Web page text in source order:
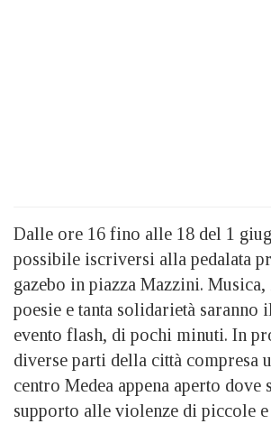
Dalle ore 16 fino alle 18 del 1
possibile iscriversi alla pedalata
gazebo in piazza Mazzini.
poesie e tanta solidarietà saranno
evento flash, di pochi minuti. In
diverse parti della città compresa
centro Medea appena aperto
supporto alle violenze di piccole